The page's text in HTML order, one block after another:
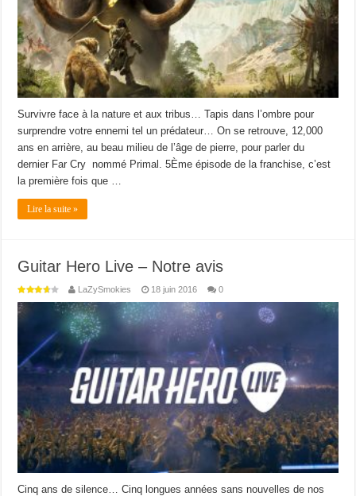
Survivre face à la nature et aux tribus… Tapis dans l’ombre pour
surprendre votre ennemi tel un prédateur… On se retrouve, 12,000
ans en arrière, au beau milieu de l’âge de pierre, pour parler du
dernier Far Cry nommé Primal. 5Ème épisode de la franchise, c’est
la première fois que …
Lire la suite »
Guitar Hero Live – Notre avis
LaZySmokies 18 juin 2016 0
Cinq ans de silence… Cinq longues années sans nouvelles de nos